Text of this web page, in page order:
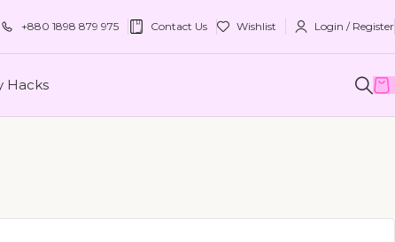
+880 1898 879 975 Contact Us Wishlist Login / Register
Hacks